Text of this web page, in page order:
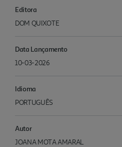
Editora
DOM QUIXOTE
Data Lançamento
10-03-2026
Idioma
PORTUGUÊS
Autor
JOANA MOTA AMARAL